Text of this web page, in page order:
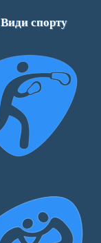
Види спорту